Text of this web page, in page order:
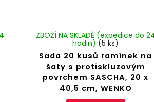
Sada 20 kusů ramínek na
šaty s protiskluzovým
povrchem SASCHA, 20 x
40,5 cm, WENKO
ZBOŽÍ NA SKLADĚ (expedice do
hodin) (5 ks)